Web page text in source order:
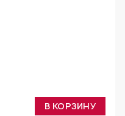
В КОРЗИНУ